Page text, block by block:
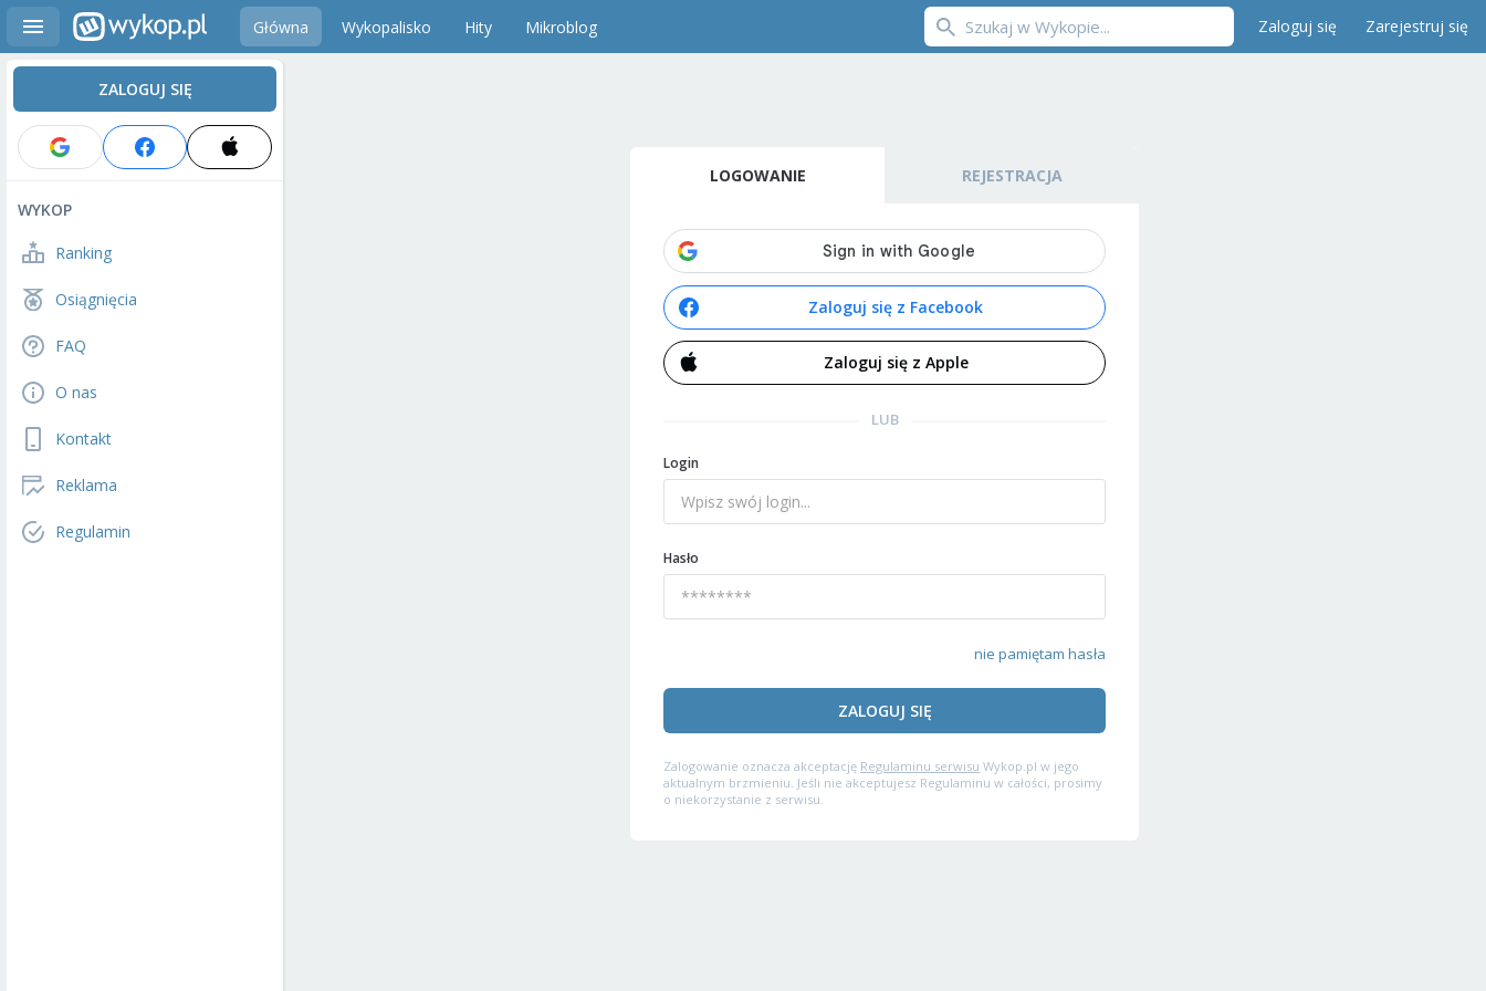
Główna Wykopalisko Hity Mikroblog Zaloguj się Zarejestruj się
ZALOGUJ SIĘ
WYKOP
Ranking
Osiągnięcia
FAQ
O nas
Kontakt
Reklama
Regulamin
LOGOWANIE REJESTRACJA
Zaloguj się z Facebook
Zaloguj się z Apple
LUB
Login
Hasło
nie pamiętam hasła
ZALOGUJ SIĘ
Zalogowanie oznacza akceptację Regulaminu serwisu Wykop.pl w jego
aktualnym brzmieniu. Jeśli nie akceptujesz Regulaminu w całości, prosimy
o niekorzystanie z serwisu.